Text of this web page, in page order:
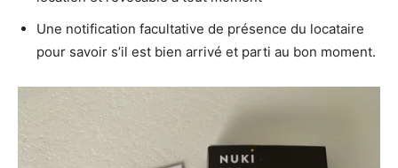
Une notification facultative de présence du locataire
pour savoir s’il est bien arrivé et parti au bon moment.